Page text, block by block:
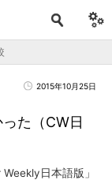
2015年10月25日
た（CW日
日本語版」